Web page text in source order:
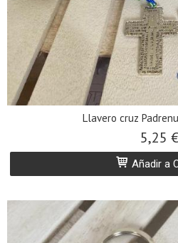
Llavero cruz
5,25 €
Añadir a